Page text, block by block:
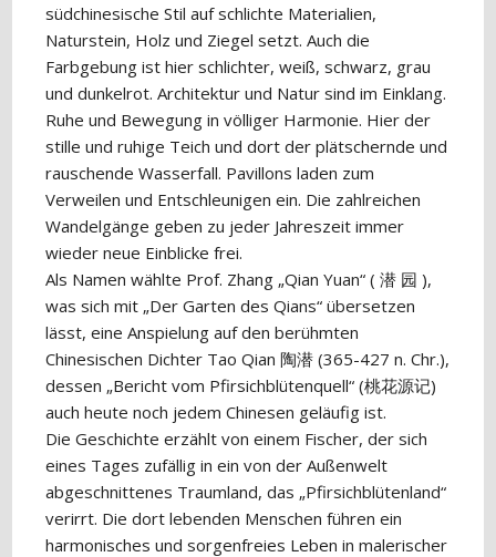
südchinesische Stil auf schlichte Materialien,
Naturstein, Holz und Ziegel setzt. Auch die
Farbgebung ist hier schlichter, weiß, schwarz, grau
und dunkelrot. Architektur und Natur sind im Einklang.
Ruhe und Bewegung in völliger Harmonie. Hier der
stille und ruhige Teich und dort der plätschernde und
rauschende Wasserfall. Pavillons laden zum
Verweilen und Entschleunigen ein. Die zahlreichen
Wandelgänge geben zu jeder Jahreszeit immer
wieder neue Einblicke frei.
Als Namen wählte Prof. Zhang „Qian Yuan“ ( 潜 园 ),
was sich mit „Der Garten des Qians“ übersetzen
lässt, eine Anspielung auf den berühmten
Chinesischen Dichter Tao Qian 陶潜 (365-427 n. Chr.),
dessen „Bericht vom Pfirsichblütenquell“ (桃花源记)
auch heute noch jedem Chinesen geläufig ist.
Die Geschichte erzählt von einem Fischer, der sich
eines Tages zufällig in ein von der Außenwelt
abgeschnittenes Traumland, das „Pfirsichblütenland“
verirrt. Die dort lebenden Menschen führen ein
harmonisches und sorgenfreies Leben in malerischer